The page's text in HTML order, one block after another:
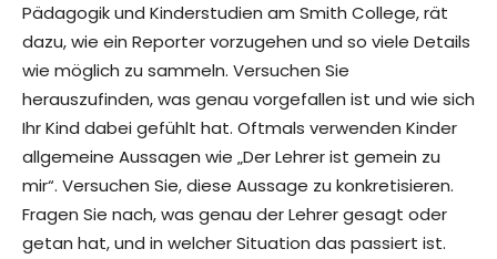
Pädagogik und Kinderstudien am Smith College, rät
dazu, wie ein Reporter vorzugehen und so viele Details
wie möglich zu sammeln. Versuchen Sie
herauszufinden, was genau vorgefallen ist und wie sich
Ihr Kind dabei gefühlt hat. Oftmals verwenden Kinder
allgemeine Aussagen wie „Der Lehrer ist gemein zu
mir“. Versuchen Sie, diese Aussage zu konkretisieren.
Fragen Sie nach, was genau der Lehrer gesagt oder
getan hat, und in welcher Situation das passiert ist.